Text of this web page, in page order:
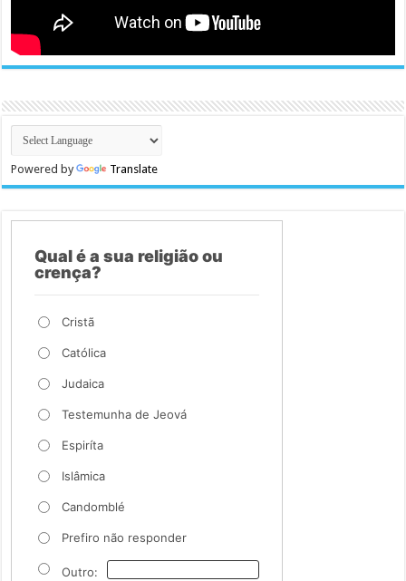
Powered by Translate
Qual é a sua religião ou
crença?
Cristã
Católica
Judaica
Testemunha de Jeová
Espiríta
Islâmica
Candomblé
Prefiro não responder
Outro: